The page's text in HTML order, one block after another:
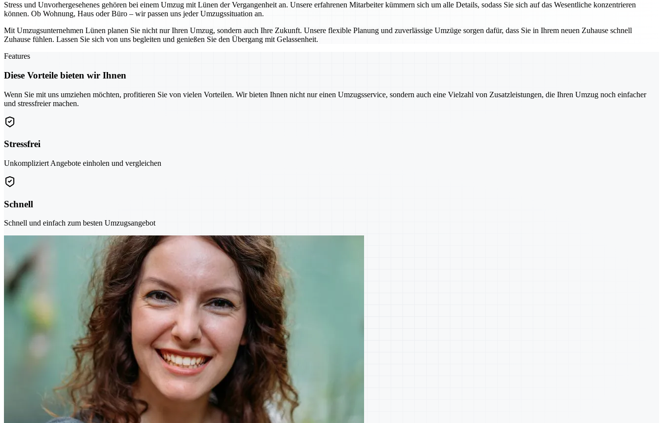
Stress und Unvorhergesehenes gehören bei einem Umzug mit Lünen der Vergangenheit an. Unsere erfahrenen Mitarbeiter kümmern sich um alle Details, sodass Sie sich auf das Wesentliche konzentrieren
können. Ob Wohnung, Haus oder Büro – wir passen uns jeder Umzugssituation an.
Mit Umzugsunternehmen Lünen planen Sie nicht nur Ihren Umzug, sondern auch Ihre Zukunft. Unsere flexible Planung und zuverlässige Umzüge sorgen dafür, dass Sie in Ihrem neuen Zuhause schnell
Zuhause fühlen. Lassen Sie sich von uns begleiten und genießen Sie den Übergang mit Gelassenheit.
Features
Diese Vorteile bieten wir Ihnen
Wenn Sie mit uns umziehen möchten, profitieren Sie von vielen Vorteilen. Wir bieten Ihnen nicht nur einen Umzugsservice, sondern auch eine Vielzahl von Zusatzleistungen, die Ihren Umzug noch einfacher
und stressfreier machen.
Stressfrei
Unkompliziert Angebote einholen und vergleichen
Schnell
Schnell und einfach zum besten Umzugsangebot